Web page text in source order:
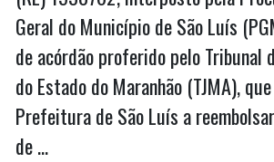
Geral do Município de São Luís
de acórdão proferido pelo Tribunal
do Estado do Maranhão (TJMA),
Prefeitura de São Luís a
de …